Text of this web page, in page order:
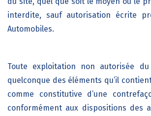
interdite, sauf autorisation écrite
Automobiles.
Toute exploitation non autorisée
quelconque des éléments qu’il
comme constitutive d’une
conformément aux dispositions des